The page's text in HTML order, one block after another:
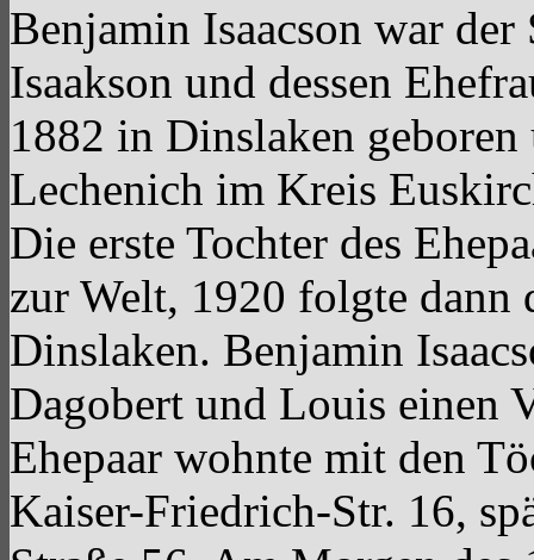
Benjamin Isaacson war
Isaakson und dessen
1882 in Dinslaken
Lechenich im Kreis
Die erste Tochter des
zur Welt, 1920 folgte dann
Dinslaken. Benjamin
Dagobert und Louis einen
Ehepaar wohnte mit den
Kaiser-Friedrich-Str. 16,